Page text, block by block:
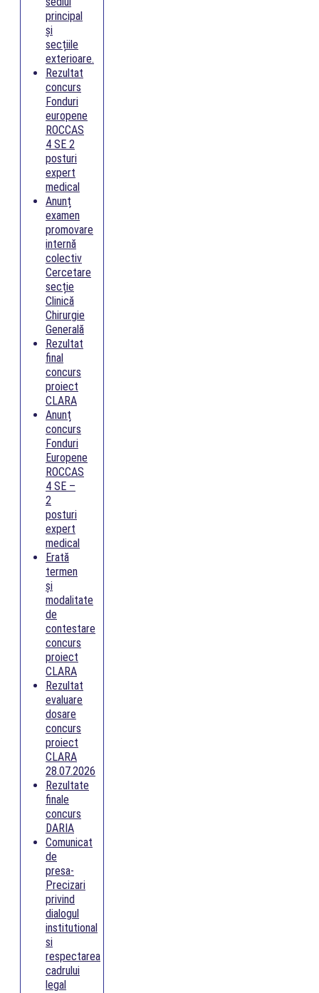
principal
și
secțiile
exterioare.
Rezultat
concurs
Fonduri
europene
ROCCAS
4 SE 2
posturi
expert
medical
Anunț
examen
promovare
internă
colectiv
Cercetare
secție
Clinică
Chirurgie
Generală
Rezultat
final
concurs
proiect
CLARA
Anunț
concurs
Fonduri
Europene
ROCCAS
4 SE –
2
posturi
expert
medical
Erată
termen
și
modalitate
de
contestare
concurs
proiect
CLARA
Rezultat
evaluare
dosare
concurs
proiect
CLARA
28.07.2026
Rezultate
finale
concurs
DARIA
Comunicat
de
presa-
Precizari
privind
dialogul
institutional
si
respectarea
cadrului
legal